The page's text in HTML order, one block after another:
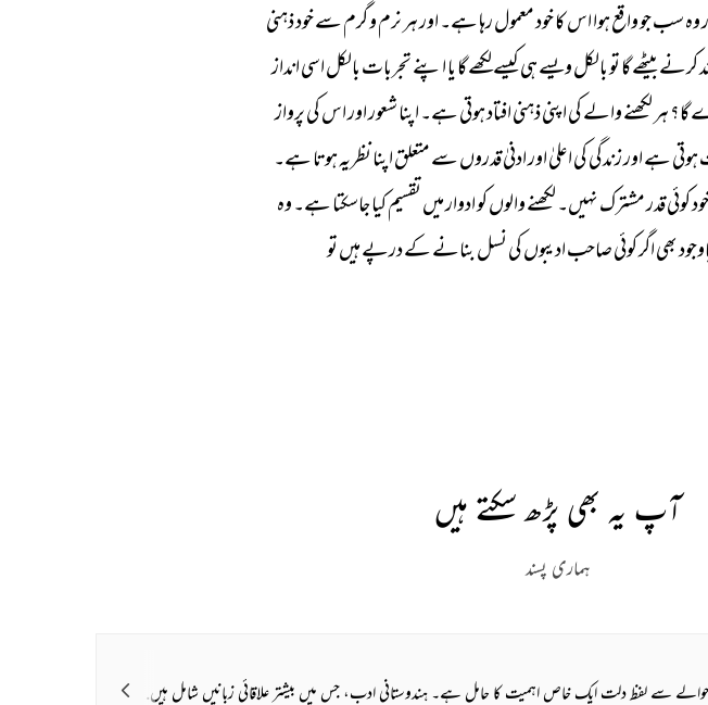
وہ سب جو واقع ہوا اس کا خود معمول رہا ہے۔ اور ہر نرم و گرم سے خود ذہنی
کرنے بیٹھے گا تو بالکل ویسے ہی کیسے لکھے گا یا اپنے تجربات بالکل اسی انداز
گا؟ ہر لکھنے والے کی اپنی ذہنی افتاد ہوتی ہے۔ اپنا شعور اور اس کی پرواز
ہوتی ہے اور زندگی کی اعلیٰ اور ادنیٰ قدروں سے متعلق اپنا نظریہ ہوتا ہے۔
کوئی قدر مشترک نہیں۔ لکھنے والوں کو ادوار میں تقسیم کیا جاسکتا ہے۔ وہ
بھی اگر کوئی صاحب ادیبوں کی نسل بنانے کے درپے ہیں تو
آپ یہ بھی پڑھ سکتے ہیں
ہماری پسند
علاقائی زبانیں شامل ہیں لیکن خاص طور سے مراٹھی اور ہندی میں دلت ادب اپنی مخصوص شناخت کے ساتھ موجود ہے۔ دلت سماج میں عام طور سے ہندو ذاتوں کی تقسیم کے حوالے سے ان طبقات کوشامل کیا جاتا ہے جو مذہبی فلسفہ کے مطابق ورن کے نظام میں سب سے نچلی سطح پر ہیں، جنہیں عرف عام میں شودر کہا جاتا ہے۔